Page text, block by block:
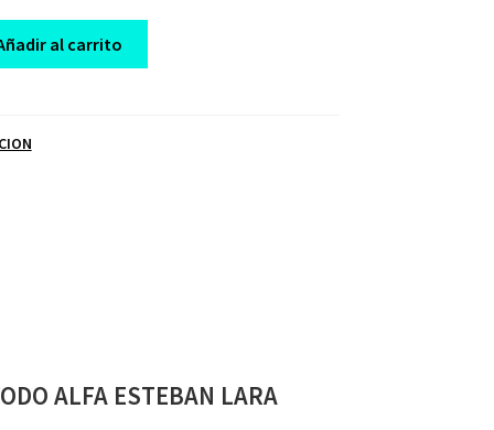
al carrito
ALFA ESTEBAN LARA